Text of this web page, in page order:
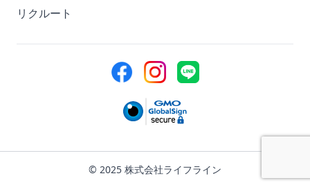
リクルート
© 2025 株式会社ライフライン